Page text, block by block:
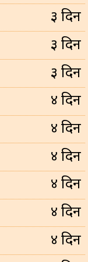
३ दिन
३ दिन
३ दिन
४ दिन
४ दिन
४ दिन
४ दिन
४ दिन
४ दिन